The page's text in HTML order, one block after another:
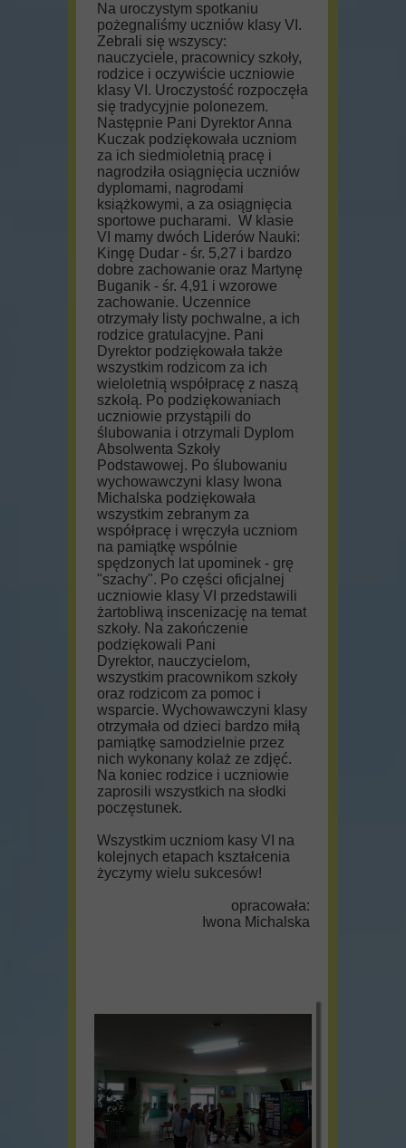
Na uroczystym spotkaniu
pożegnaliśmy uczniów klasy VI.
Zebrali się wszyscy:
nauczyciele, pracownicy szkoły,
rodzice i oczywiście uczniowie
klasy VI. Uroczystość rozpoczęła
się tradycyjnie polonezem.
Następnie Pani Dyrektor Anna
Kuczak podziękowała uczniom
za ich siedmioletnią pracę i
nagrodziła osiągnięcia uczniów
dyplomami, nagrodami
książkowymi, a za osiągnięcia
sportowe pucharami. W klasie
VI mamy dwóch Liderów Nauki:
Kingę Dudar - śr. 5,27 i bardzo
dobre zachowanie oraz Martynę
Buganik - śr. 4,91 i wzorowe
zachowanie. Uczennice
otrzymały listy pochwalne, a ich
rodzice gratulacyjne. Pani
Dyrektor podziękowała także
wszystkim rodzicom za ich
wieloletnią współpracę z naszą
szkołą. Po podziękowaniach
uczniowie przystąpili do
ślubowania i otrzymali Dyplom
Absolwenta Szkoły
Podstawowej. Po ślubowaniu
wychowawczyni klasy Iwona
Michalska podziękowała
wszystkim zebranym za
współpracę i wręczyła uczniom
na pamiątkę wspólnie
spędzonych lat upominek - grę
"szachy". Po części oficjalnej
uczniowie klasy VI przedstawili
żartobliwą inscenizację na temat
szkoły. Na zakończenie
podziękowali Pani
Dyrektor, nauczycielom,
wszystkim pracownikom szkoły
oraz rodzicom za pomoc i
wsparcie. Wychowawczyni klasy
otrzymała od dzieci bardzo miłą
pamiątkę samodzielnie przez
nich wykonany kolaż ze zdjęć.
Na koniec rodzice i uczniowie
zaprosili wszystkich na słodki
poczęstunek.
Wszystkim uczniom kasy VI na
kolejnych etapach kształcenia
życzymy wielu sukcesów!
opracowała:
Iwona Michalska